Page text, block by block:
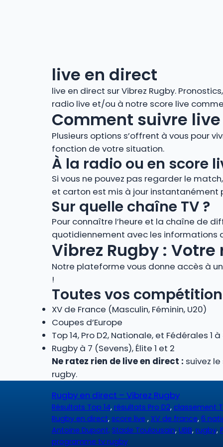
live en direct
live en direct sur Vibrez Rugby.
radio live et/ou à notre score live
Comment suivre
Plusieurs options s’offrent à vous pour
fonction de votre situation.
À la radio ou en score
Si vous ne pouvez pas regarder le
et carton est mis à jour instantanément
Sur quelle chaîne TV ?
Pour connaître l’heure et la chaîne de
quotidiennement avec les informations
Vibrez Rugby :
Notre plateforme vous donne accès à
!
Toutes vos
XV de France (Masculin, Féminin, U20)
Coupes d’Europe
Top 14, Pro D2, Nationale, et Fédérales 1 à
Rugby à 7 (Sevens), Élite 1 et 2
Ne ratez rien de live en direct : suivez
rugby.
Rugby en direct – Vibrez Rugby
Résultats Top 14, résultats Pro D2, classement
Rugby en direct, score live , XV de france, 6
Antoine Dupont, Stade Toulousain, UBB, rugby,
programme tv rugby